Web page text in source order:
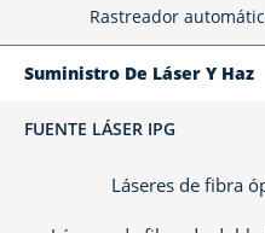
Rastreador
Suministro De Láser Y Haz
FUENTE LÁSER IPG
Láseres de fibra